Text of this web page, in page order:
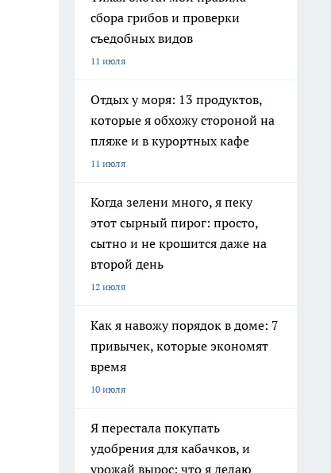
сбора грибов и проверки
съедобных видов
11 июля
Отдых у моря: 13 продуктов,
которые я обхожу стороной на
пляже и в курортных кафе
11 июля
Когда зелени много, я пеку
этот сырный пирог: просто,
сытно и не крошится даже на
второй день
12 июля
Как я навожу порядок в доме: 7
привычек, которые экономят
время
10 июля
Я перестала покупать
удобрения для кабачков, и
урожай вырос: что я делаю